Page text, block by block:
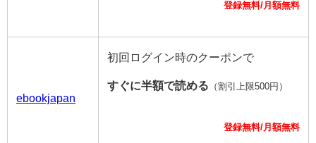
登録無料/月額無料
ebookjapan
初回ログイン時のクーポンで
すぐに半額で読める （割引上限500円）
登録無料/月額無料